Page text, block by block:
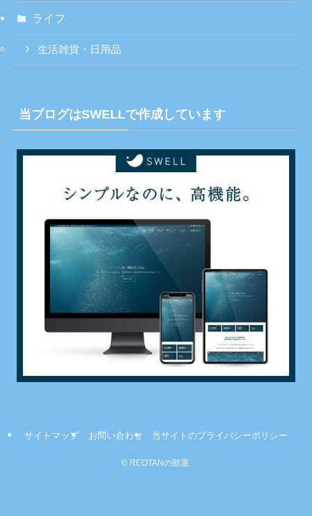
ライフ
生活雑貨・日用品
当ブログはSWELLで作成しています
サイトマップ お問い合わせ 当サイトのプライバシーポリシー
© REOTANの部屋.